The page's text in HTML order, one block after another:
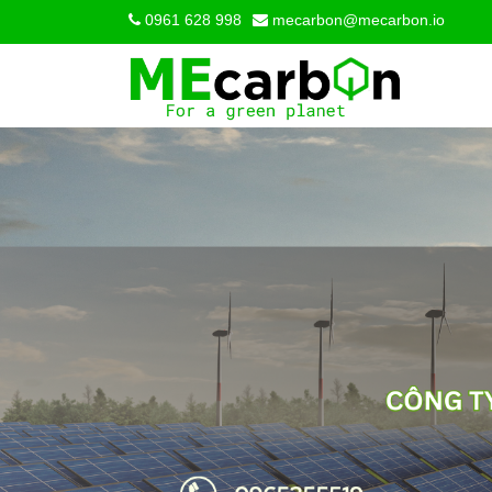
0961 628 998 mecarbon@mecarbon.io